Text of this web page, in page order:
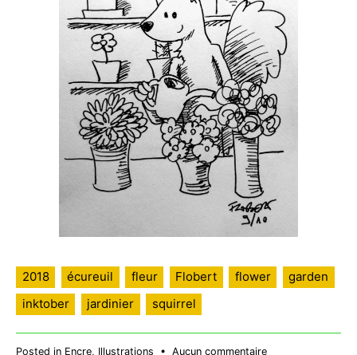
2018 écureuil fleur Flobert flower
garden
inktober
jardinier squirrel
Posted in Encre, Illustrations • Aucun commentairesur